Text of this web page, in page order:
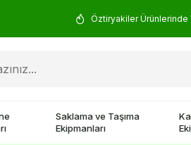
Öztiryakiler Ürünlerinde
Saklama ve Taşıma
Ekipmanları